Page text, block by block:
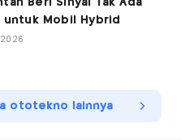
untuk Mobil Hybrid
2026
ototekno lainnya